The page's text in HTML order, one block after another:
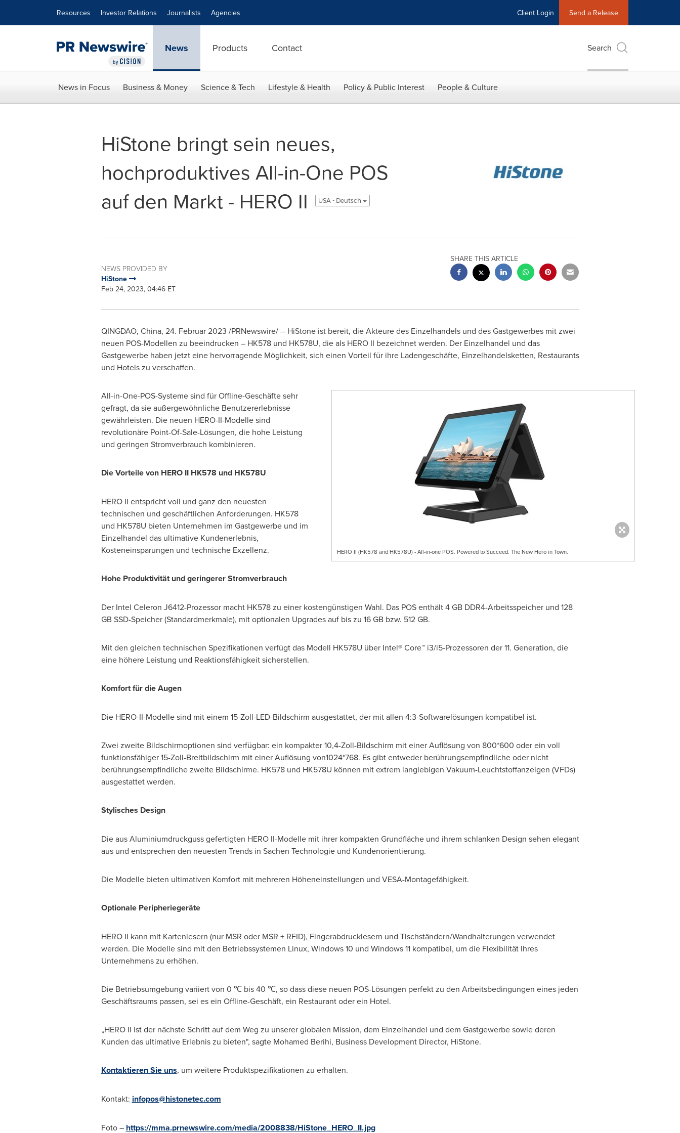
Resources Investor Relations Journalists Agencies Client Login Send a Release
News Products Contact Search
News in Focus Business & Money Science & Tech Lifestyle & Health Policy & Public Interest People & Culture
HiStone bringt sein neues,
hochproduktives All-in-One POS
auf den Markt - HERO II
USA - Deutsch
NEWS PROVIDED BY
HiStone
Feb 24, 2023, 04:46 ET
SHARE THIS ARTICLE
QINGDAO, China, 24. Februar 2023 /PRNewswire/ -- HiStone ist bereit, die Akteure des Einzelhandels und des Gastgewerbes mit zwei
neuen POS-Modellen zu beeindrucken – HK578 und HK578U, die als HERO II bezeichnet werden. Der Einzelhandel und das
Gastgewerbe haben jetzt eine hervorragende Möglichkeit, sich einen Vorteil für ihre Ladengeschäfte, Einzelhandelsketten, Restaurants
und Hotels zu verschaffen.
HERO II (HK578 and HK578U) - All-in-one POS. Powered to Succeed. The New Hero in Town.
All-in-One-POS-Systeme sind für Offline-Geschäfte sehr
gefragt, da sie außergewöhnliche Benutzererlebnisse
gewährleisten. Die neuen HERO-II-Modelle sind
revolutionäre Point-Of-Sale-Lösungen, die hohe Leistung
und geringen Stromverbrauch kombinieren.
Die Vorteile von HERO II HK578 und HK578U
HERO II entspricht voll und ganz den neuesten
technischen und geschäftlichen Anforderungen. HK578
und HK578U bieten Unternehmen im Gastgewerbe und im
Einzelhandel das ultimative Kundenerlebnis,
Kosteneinsparungen und technische Exzellenz.
Hohe Produktivität und geringerer Stromverbrauch
Der Intel Celeron J6412-Prozessor macht HK578 zu einer kostengünstigen Wahl. Das POS enthält 4 GB DDR4-Arbeitsspeicher und 128
GB SSD-Speicher (Standardmerkmale), mit optionalen Upgrades auf bis zu 16 GB bzw. 512 GB.
Mit den gleichen technischen Spezifikationen verfügt das Modell HK578U über Intel® Core™ i3/i5-Prozessoren der 11. Generation, die
eine höhere Leistung und Reaktionsfähigkeit sicherstellen.
Komfort für die Augen
Die HERO-II-Modelle sind mit einem 15-Zoll-LED-Bildschirm ausgestattet, der mit allen 4:3-Softwarelösungen kompatibel ist.
Zwei zweite Bildschirmoptionen sind verfügbar: ein kompakter 10,4-Zoll-Bildschirm mit einer Auflösung von 800*600 oder ein voll
funktionsfähiger 15-Zoll-Breitbildschirm mit einer Auflösung von1024*768. Es gibt entweder berührungsempfindliche oder nicht
berührungsempfindliche zweite Bildschirme. HK578 und HK578U können mit extrem langlebigen Vakuum-Leuchtstoffanzeigen (VFDs)
ausgestattet werden.
Stylisches Design
Die aus Aluminiumdruckguss gefertigten HERO II-Modelle mit ihrer kompakten Grundfläche und ihrem schlanken Design sehen elegant
aus und entsprechen den neuesten Trends in Sachen Technologie und Kundenorientierung.
Die Modelle bieten ultimativen Komfort mit mehreren Höheneinstellungen und VESA-Montagefähigkeit.
Optionale Peripheriegeräte
HERO II kann mit Kartenlesern (nur MSR oder MSR + RFID), Fingerabdrucklesern und Tischständern/Wandhalterungen verwendet
werden. Die Modelle sind mit den Betriebssystemen Linux, Windows 10 und Windows 11 kompatibel, um die Flexibilität Ihres
Unternehmens zu erhöhen.
Die Betriebsumgebung variiert von 0 ℃ bis 40 ℃, so dass diese neuen POS-Lösungen perfekt zu den Arbeitsbedingungen eines jeden
Geschäftsraums passen, sei es ein Offline-Geschäft, ein Restaurant oder ein Hotel.
„HERO II ist der nächste Schritt auf dem Weg zu unserer globalen Mission, dem Einzelhandel und dem Gastgewerbe sowie deren
Kunden das ultimative Erlebnis zu bieten", sagte Mohamed Berihi, Business Development Director, HiStone.
Kontaktieren Sie uns, um weitere Produktspezifikationen zu erhalten.
Kontakt: infopos@histonetec.com
Foto – https://mma.prnewswire.com/media/2008838/HiStone_HERO_II.jpg